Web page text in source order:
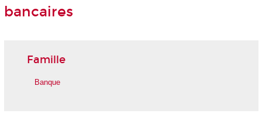
bancaires
Famille
Banque